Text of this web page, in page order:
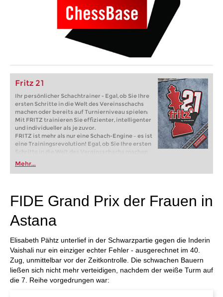
Fritz 21
Ihr persönlicher Schachtrainer - Egal, ob Sie Ihre
ersten Schritte in die Welt des Vereinsschachs
machen oder bereits auf Turnierniveau spielen:
Mit FRITZ trainieren Sie effizienter, intelligenter
und individueller als je zuvor.
FRITZ ist mehr als nur eine Schach-Engine – es ist
eine Trainingsrevolution! Egal, ob Sie Ihre ersten
Schritte in die Welt des Vereinsschachs machen
oder bereits auf Turnierniveau spielen: Mit
FRITZ trainieren Sie effizienter, intelligenter und
individueller als je zuvor.
Mehr...
FIDE Grand Prix der Frauen in
Astana
Elisabeth Pähtz unterlief in der Schwarzpartie gegen die Inderin
Vaishali nur ein einziger echter Fehler - ausgerechnet im 40.
Zug, unmittelbar vor der Zeitkontrolle. Die schwachen Bauern
ließen sich nicht mehr verteidigen, nachdem der weiße Turm auf
die 7. Reihe vorgedrungen war: